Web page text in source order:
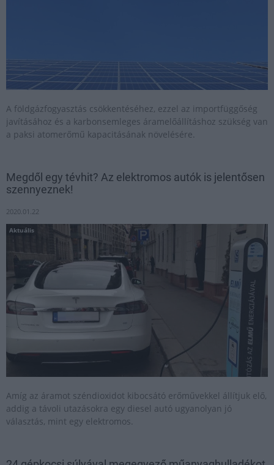
A földgázfogyasztás csökkentéséhez, ezzel az importfüggőség
javításához és a karbonsemleges áramelőállításhoz szükség van
a paksi atomerőmű kapacitásának növelésére.
Megdől egy tévhit? Az elektromos autók is jelentősen
szennyeznek!
2020.01.22
Aktuális
Amíg az áramot széndioxidot kibocsátó erőművekkel állítjuk elő,
addig a távoli utazásokra egy diesel autó ugyanolyan jó
választás, mint egy elektromos.